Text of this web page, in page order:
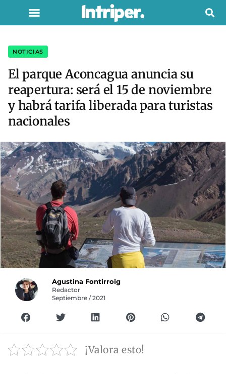
NOTICIAS
El parque Aconcagua anuncia su
reapertura: será el 15 de noviembre
y habrá tarifa liberada para turistas
nacionales
Agustina Fontirroig
Redactor
Septiembre / 2021
¡Valora esto!